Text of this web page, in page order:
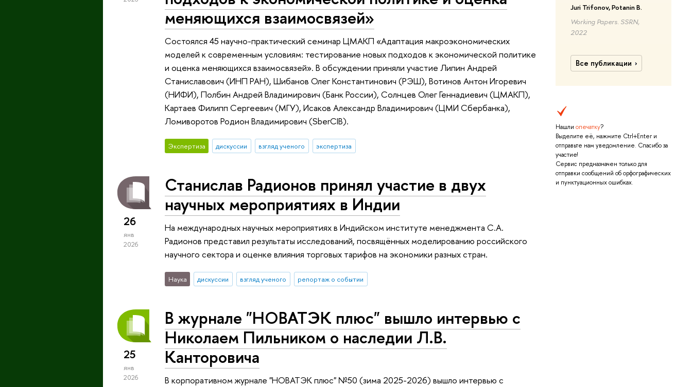
Juri Trifonov, Potanin B.
Working Papers. SSRN,
2022
Все публикации
Нашли опечатку?
Выделите её, нажмите Ctrl+Enter и
отправьте нам уведомление. Спасибо за
участие!
Сервис предназначен только для
отправки сообщений об орфографических
и пунктуационных ошибках.
меняющихся взаимосвязей»
Состоялся 45 научно-практический семинар ЦМАКП «Адаптация макроэкономических
моделей к современным условиям: тестирование новых подходов к экономической политике
и оценка меняющихся взаимосвязей». В обсуждении приняли участие Липин Андрей
Станиславович (ИНП РАН), Шибанов Олег Константинович (РЭШ), Вотинов Антон Игоревич
(НИФИ), Полбин Андрей Владимирович (Банк России), Солнцев Олег Геннадиевич (ЦМАКП),
Картаев Филипп Сергеевич (МГУ), Исаков Александр Владимирович (ЦМИ Сбербанка),
Ломиворотов Родион Владимирович (SberCIB).
Экспертиза дискуссии взгляд ученого экспертиза
26
янв
2026
Станислав Радионов принял участие в двух
научных мероприятиях в Индии
На международных научных мероприятиях в Индийском институте менеджмента С.А.
Радионов представил результаты исследований, посвящённых моделированию российского
научного сектора и оценке влияния торговых тарифов на экономики разных стран.
Наука дискуссии взгляд ученого репортаж о событии
25
янв
2026
В журнале "НОВАТЭК плюс" вышло интервью с
Николаем Пильником о наследии Л.В.
Канторовича
В корпоративном журнале "НОВАТЭК плюс" №50 (зима 2025-2026) вышло интервью с